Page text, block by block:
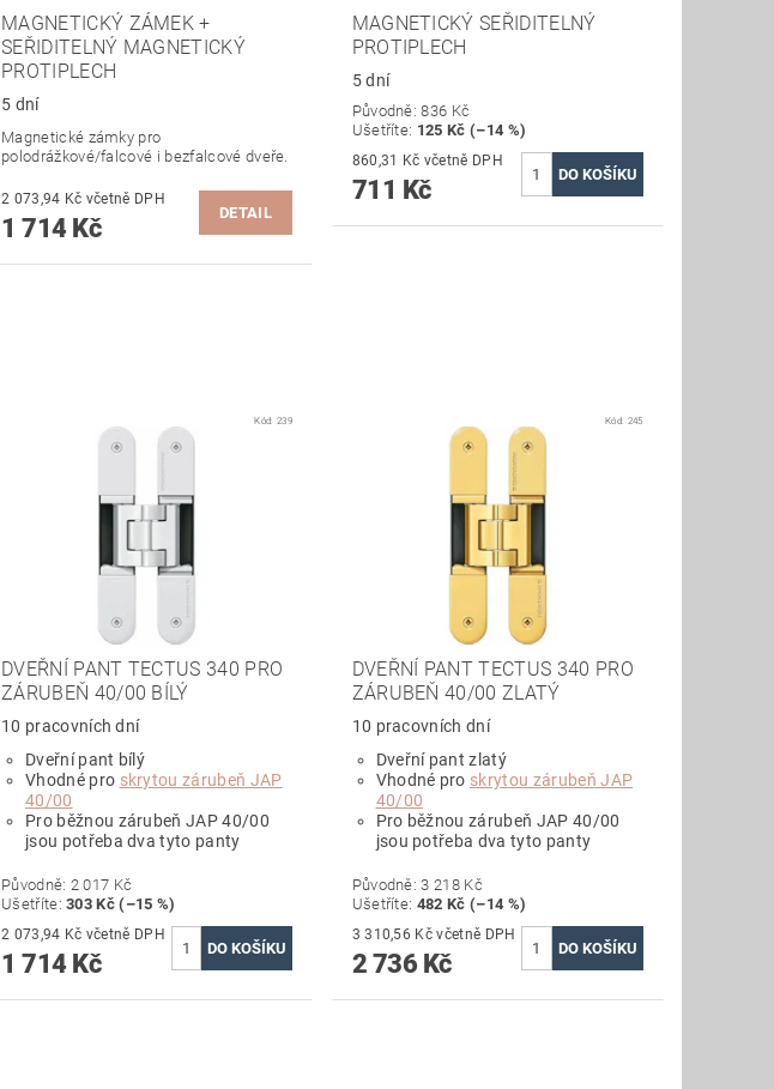
MAGNETICKÝ ZÁMEK +
SEŘIDITELNÝ MAGNETICKÝ
PROTIPLECH
5 dní
Magnetické zámky pro
polodrážkové/falcové i bezfalcové dveře.
2 073,94 Kč včetně DPH
1 714 Kč
DETAIL
MAGNETICKÝ SEŘIDITELNÝ
PROTIPLECH
5 dní
Původně:836 Kč
Ušetříte: 125 Kč (–14 %)
860,31 Kč včetně DPH
711 Kč
Kód:239
DVEŘNÍ PANT TECTUS 340 PRO
ZÁRUBEŇ 40/00 BÍLÝ
10 pracovních dní
Dveřní pant bílý
Vhodné pro skrytou zárubeň JAP
40/00
Pro běžnou zárubeň JAP 40/00
jsou potřeba dva tyto panty
Původně: 2 017 Kč
Ušetříte:303 Kč (–15 %)
2 073,94 Kč včetně DPH
1 714 Kč
Kód: 245
DVEŘNÍ PANT TECTUS 340 PRO
ZÁRUBEŇ 40/00 ZLATÝ
10 pracovních dní
Dveřní pant zlatý
Vhodné pro skrytou zárubeň JAP
40/00
Pro běžnou zárubeň JAP 40/00
jsou potřeba dva tyto panty
Původně:3 218 Kč
Ušetříte: 482 Kč (–14 %)
3 310,56 Kč včetně DPH
2 736 Kč